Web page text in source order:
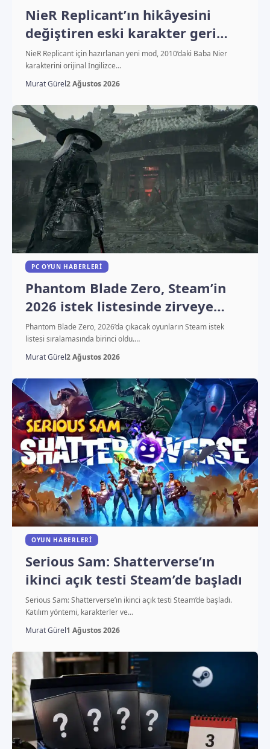
NieR Replicant’ın hikâyesini
değiştiren eski karakter geri
döndü
NieR Replicant için hazırlanan yeni mod, 2010’daki Baba Nier
karakterini orijinal İngilizce…
Murat Gürel2 Ağustos 2026
PC OYUN HABERLERI
Phantom Blade Zero, Steam’in
2026 istek listesinde zirveye
yerleşti
Phantom Blade Zero, 2026’da çıkacak oyunların Steam istek
listesi sıralamasında birinci oldu.…
Murat Gürel2 Ağustos 2026
OYUN HABERLERI
Serious Sam: Shatterverse’ın
ikinci açık testi Steam’de başladı
Serious Sam: Shatterverse’ın ikinci açık testi Steam’de başladı.
Katılım yöntemi, karakterler ve…
Murat Gürel1 Ağustos 2026